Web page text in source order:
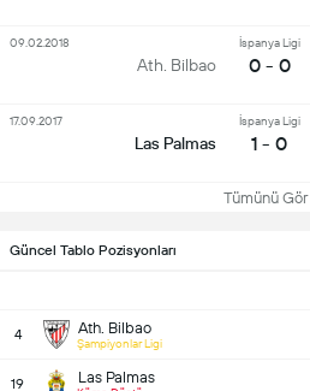
Güncel Tablo Pozisyonları
4 Ath. Bilbao
Şampiyonlar Ligi
19 Las Palmas
Ath. Bilbao
İspanya Ligi
0 - 0
09.02.2018
Las Palmas
İspanya Ligi
1 - 0
17.09.2017
Tümünü Gör